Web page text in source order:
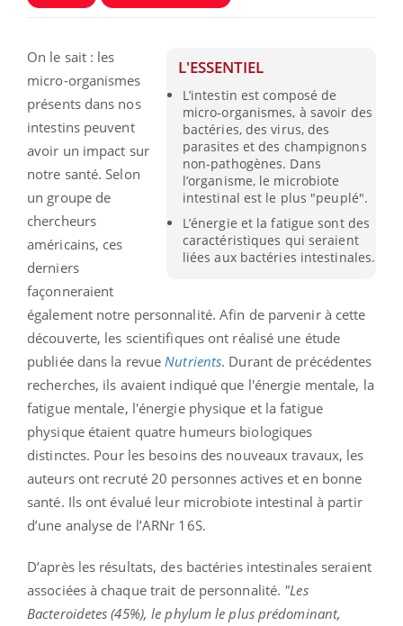
L'ESSENTIEL
L’intestin est composé de
micro-organismes, à savoir des
bactéries, des virus, des
parasites et des champignons
non-pathogènes. Dans
l’organisme, le microbiote
intestinal est le plus "peuplé".
L’énergie et la fatigue sont des
caractéristiques qui seraient
liées aux bactéries intestinales.
On le sait : les
micro-organismes
présents dans nos
intestins peuvent
avoir un impact sur
notre santé. Selon
un groupe de
chercheurs
américains, ces
derniers
façonneraient
également notre personnalité. Afin de parvenir à cette
découverte, les scientifiques ont réalisé une étude
publiée dans la revue Nutrients. Durant de précédentes
recherches, ils avaient indiqué que l'énergie mentale, la
fatigue mentale, l'énergie physique et la fatigue
physique étaient quatre humeurs biologiques
distinctes. Pour les besoins des nouveaux travaux, les
auteurs ont recruté 20 personnes actives et en bonne
santé. Ils ont évalué leur microbiote intestinal à partir
d’une analyse de l’ARNr 16S.
D’après les résultats, des bactéries intestinales seraient
associées à chaque trait de personnalité. "Les
Bacteroidetes (45%), le phylum le plus prédominant,